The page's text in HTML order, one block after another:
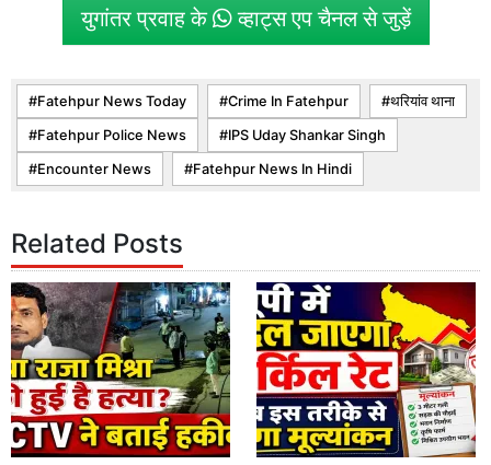
युगांतर प्रवाह के व्हाट्स एप चैनल से जुड़ें
Fatehpur News Today Crime In Fatehpur थरियांव थाना
Fatehpur Police News IPS Uday Shankar Singh
Encounter News Fatehpur News In Hindi
Related Posts